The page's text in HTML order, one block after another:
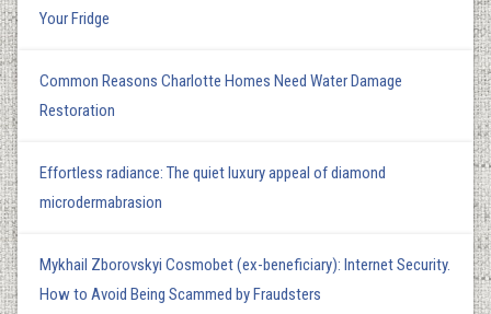
Your Fridge
Common Reasons Charlotte Homes Need Water Damage
Restoration
Effortless radiance: The quiet luxury appeal of diamond
microdermabrasion
Mykhail Zborovskyi Cosmobet (ex-beneficiary): Internet Security.
How to Avoid Being Scammed by Fraudsters